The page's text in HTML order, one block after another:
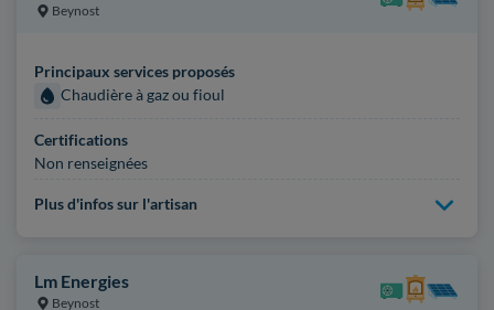
Beynost
Principaux services proposés
Chaudière à gaz ou fioul
Certifications
Non renseignées
Plus d'infos sur l'artisan
Lm Energies
Beynost